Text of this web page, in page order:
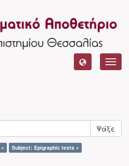
Ψάξε
Subject: Epigraphic texts ×